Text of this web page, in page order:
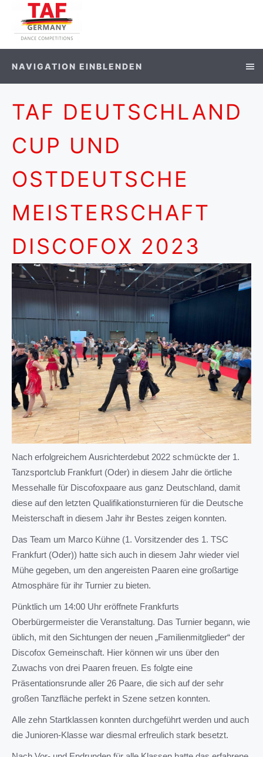
NAVIGATION EINBLENDEN
TAF DEUTSCHLAND
CUP UND
OSTDEUTSCHE
MEISTERSCHAFT
DISCOFOX 2023
Nach erfolgreichem Ausrichterdebut 2022 schmückte der 1.
Tanzsportclub Frankfurt (Oder) in diesem Jahr die örtliche
Messehalle für Discofoxpaare aus ganz Deutschland, damit
diese auf den letzten Qualifikationsturnieren für die Deutsche
Meisterschaft in diesem Jahr ihr Bestes zeigen konnten.
Das Team um Marco Kühne (1. Vorsitzender des 1. TSC
Frankfurt (Oder)) hatte sich auch in diesem Jahr wieder viel
Mühe gegeben, um den angereisten Paaren eine großartige
Atmosphäre für ihr Turnier zu bieten.
Pünktlich um 14:00 Uhr eröffnete Frankfurts
Oberbürgermeister die Veranstaltung. Das Turnier begann, wie
üblich, mit den Sichtungen der neuen „Familienmitglieder“ der
Discofox Gemeinschaft. Hier können wir uns über den
Zuwachs von drei Paaren freuen. Es folgte eine
Präsentationsrunde aller 26 Paare, die sich auf der sehr
großen Tanzfläche perfekt in Szene setzen konnten.
Alle zehn Startklassen konnten durchgeführt werden und auch
die Junioren-Klasse war diesmal erfreulich stark besetzt.